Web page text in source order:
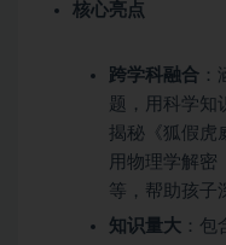
核心亮点
跨学科融合
题，用科学知
揭秘《狐假虎
用物理学解密
等，帮助孩子
知识量大 ：